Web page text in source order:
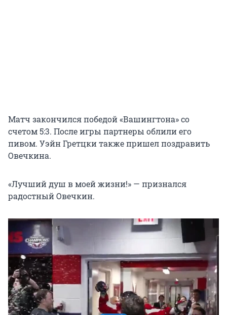
Матч закончился победой «Вашингтона» со
счетом 5:3. После игры партнеры облили его
пивом. Уэйн Гретцки также пришел поздравить
Овечкина.
«Лучший душ в моей жизни!» — признался
радостный Овечкин.